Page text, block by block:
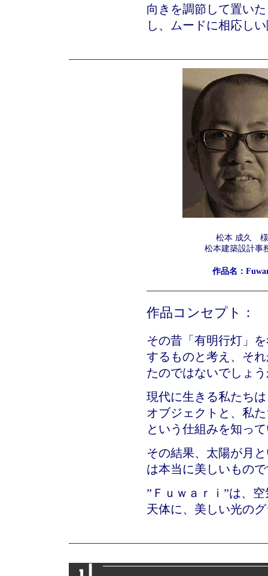
向きを調節して置い
し、ムードに相応し
松本 成久 様
松本建築設計事
作品名：
作品コンセプト：
その昔「有明行灯」
するものと考え、そ
たのではないでしょ
現代に生きる私たち
オブジェクトと、私
という仕組みを知っ
その結果、太陽が月
は本当に美しいもの
”Ｆｕｗａｒｉ”は、
天体に、美しい光の